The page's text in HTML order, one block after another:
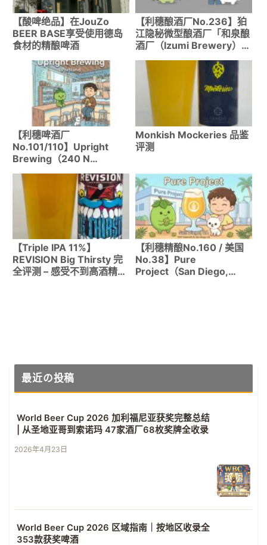
【酸啤绝品】在JouZo
BEER BASE享受使用德岛
食材的精酿啤酒
【利穗酿酒厂No.236】狛
江隐秘微型酿酒厂「和泉酿
酒厂（Izumi Brewery）」
品鉴波特兰直系比利时艾
尔！
【利穗啤酒厂
No.101/110】Upright
Brewing（240 N
Monkish Mockeries 品鉴
评测
【Triple IPA 11%】
REVISION Big Thirsty 完
全评测 – 感受不到高酒精度
【利穗精酿No.160 / 美国
No.38】Pure
Project（San Diego,
最近の投稿
World Beer Cup 2026 加利福尼亚获奖完整总结
| 从圣地亚哥到索诺玛 47家酒厂68枚奖牌全收录
2026年4月23日
World Beer Cup 2026 区域指南｜按地区收录全
353款获奖啤酒